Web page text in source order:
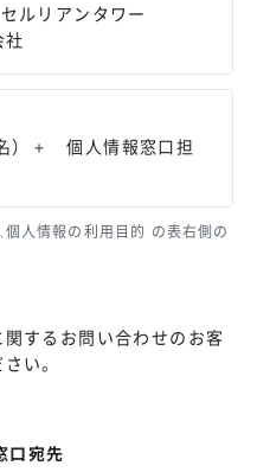
ルリアンタワー
社
）＋ 個人情報窓口担
人情報の利用目的 の表右側の
するお問い合わせのお客
い。
口宛先